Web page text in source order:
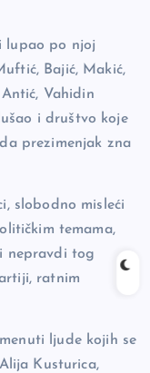
lupao po njoj
Bajić, Makić,
Vahidin
i društvo koje
prezimenjak zna
slobodno misleći
temama,
nepravdi tog
ratnim
ljude kojih se
Kusturica,